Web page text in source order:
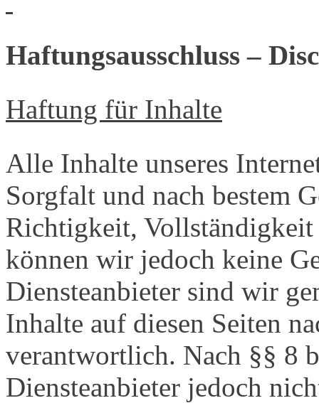
Haftungsausschluss –
Haftung für Inhalte
Alle Inhalte unseres
Sorgfalt und nach bestem
Richtigkeit,
können wir jedoch keine
Diensteanbieter sind wir
Inhalte auf diesen Seiten
verantwortlich. Nach §§ 8
Diensteanbieter jedoch